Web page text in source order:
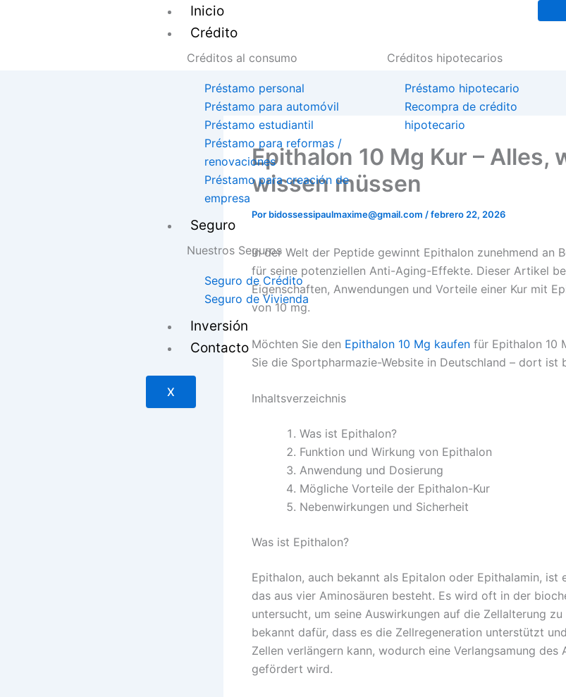
Inicio
Crédito
Créditos al consumo
Préstamo personal
Préstamo para automóvil
Préstamo estudiantil
Préstamo para reformas /
renovaciones
Préstamo para creación de
empresa
Créditos hipotecarios
Préstamo hipotecario
Recompra de crédito
hipotecario
Seguro
Nuestros Seguros
Seguro de Crédito
Seguro de Vivienda
Inversión
Contacto
X
Epithalon 10 Mg Kur – Alles,
wissen müssen
Por bidossessipaulmaxime@gmail.com /febrero 22, 2026
In der Welt der Peptide gewinnt Epithalon zunehmend an
für seine potenziellen Anti-Aging-Effekte. Dieser Artikel
Eigenschaften, Anwendungen und Vorteile einer Kur mit
von 10 mg.
Möchten Sie den Epithalon 10 Mg kaufen für Epithalon 10
Sie die Sportpharmazie-Website in Deutschland – dort ist
Inhaltsverzeichnis
Was ist Epithalon?
Funktion und Wirkung von Epithalon
Anwendung und Dosierung
Mögliche Vorteile der Epithalon-Kur
Nebenwirkungen und Sicherheit
Was ist Epithalon?
Epithalon, auch bekannt als Epitalon oder Epithalamin, ist
das aus vier Aminosäuren besteht. Es wird oft in der
untersucht, um seine Auswirkungen auf die Zellalterung zu
bekannt dafür, dass es die Zellregeneration unterstützt
Zellen verlängern kann, wodurch eine Verlangsamung des
gefördert wird.